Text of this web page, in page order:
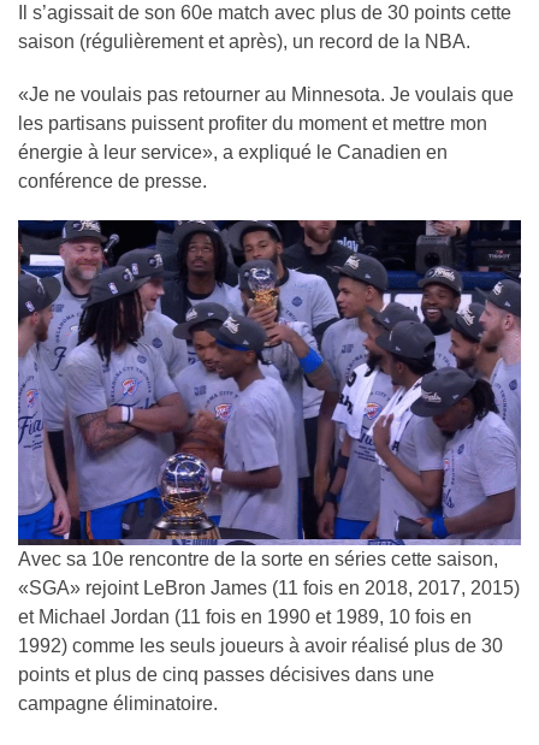
Il s’agissait de son 60e match avec plus de 30 points cette
saison (régulièrement et après), un record de la NBA.
«Je ne voulais pas retourner au Minnesota. Je voulais que
les partisans puissent profiter du moment et mettre mon
énergie à leur service», a expliqué le Canadien en
conférence de presse.
Avec sa 10e rencontre de la sorte en séries cette saison,
«SGA» rejoint LeBron James (11 fois en 2018, 2017, 2015)
et Michael Jordan (11 fois en 1990 et 1989, 10 fois en
1992) comme les seuls joueurs à avoir réalisé plus de 30
points et plus de cinq passes décisives dans une
campagne éliminatoire.